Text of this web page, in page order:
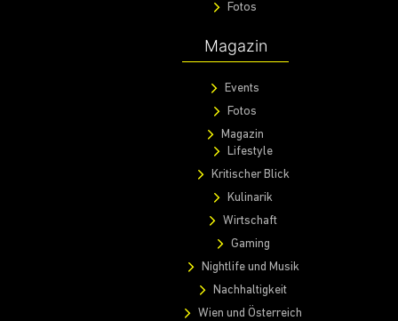
Fotos
Magazin
Events
Fotos
Magazin
Lifestyle
Kritischer Blick
Kulinarik
Wirtschaft
Gaming
Nightlife und Musik
Nachhaltigkeit
Wien und Österreich